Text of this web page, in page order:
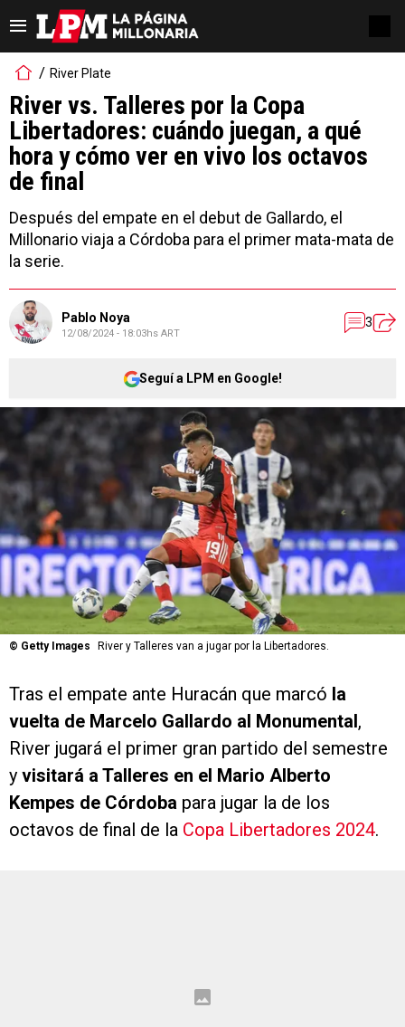
River Plate
River vs. Talleres por la Copa
Libertadores: cuándo juegan, a qué
hora y cómo ver en vivo los octavos
de final
Después del empate en el debut de Gallardo, el
Millonario viaja a Córdoba para el primer mata-mata de
la serie.
Pablo Noya
12/08/2024 - 18:03hs ART
3
Seguí a LPM en Google!
© Getty Images River y Talleres van a jugar por la Libertadores.
Tras el empate ante Huracán que marcó la
vuelta de Marcelo Gallardo al Monumental ,
River jugará el primer gran partido del semestre
y visitará a Talleres en el Mario Alberto
Kempes de Córdoba para jugar la de los
octavos de final de la Copa Libertadores 2024.